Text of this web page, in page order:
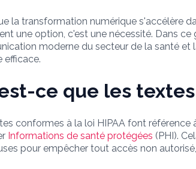
la transformation numérique s'accélère
une option, c'est une nécessité. Dans
moderne du secteur de la santé
efficace.
ce que les
conformes à la loi HIPAA font
Informations de santé protégées (PHI).
pour empêcher tout accès non